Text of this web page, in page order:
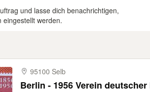
und lasse dich benachrichtigen,
eingestellt werden.
95100 Selb
Berlin - 1956 Verein